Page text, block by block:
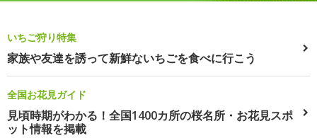
いちご狩り特集
家族や友達を誘って新鮮ないちごを食べに行こう
全国お花見ガイド
見頃時期がわかる！全国1400カ所の桜名所・お花見スポ
ット情報を掲載